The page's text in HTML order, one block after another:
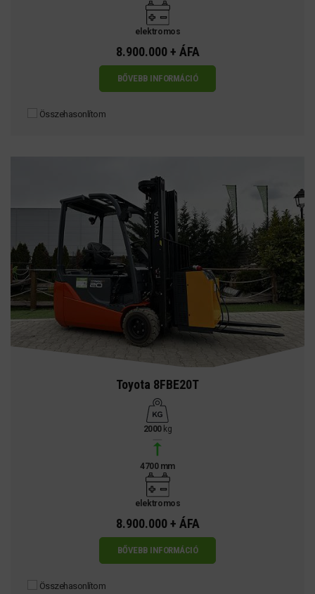
elektromos
8.900.000 + ÁFA
BŐVEBB INFORMÁCIÓ
Összehasonlítom
Toyota 8FBE20T
2000kg
4700 mm
elektromos
8.900.000 + ÁFA
BŐVEBB INFORMÁCIÓ
Összehasonlítom